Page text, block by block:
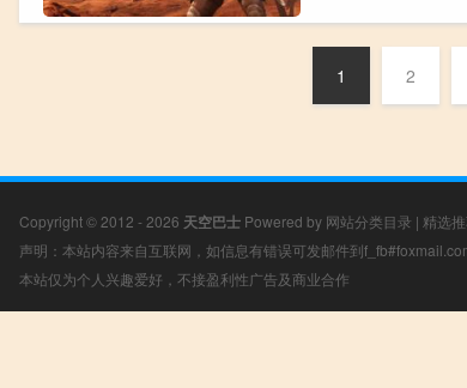
1 2
Copyright © 2012 - 2026 天空巴士 Powered by 网站分类目录 | 精选
声明：本站内容来自互联网，如信息有错误可发邮件到
本站仅为个人兴趣爱好，不接盈利性广告及商业合作